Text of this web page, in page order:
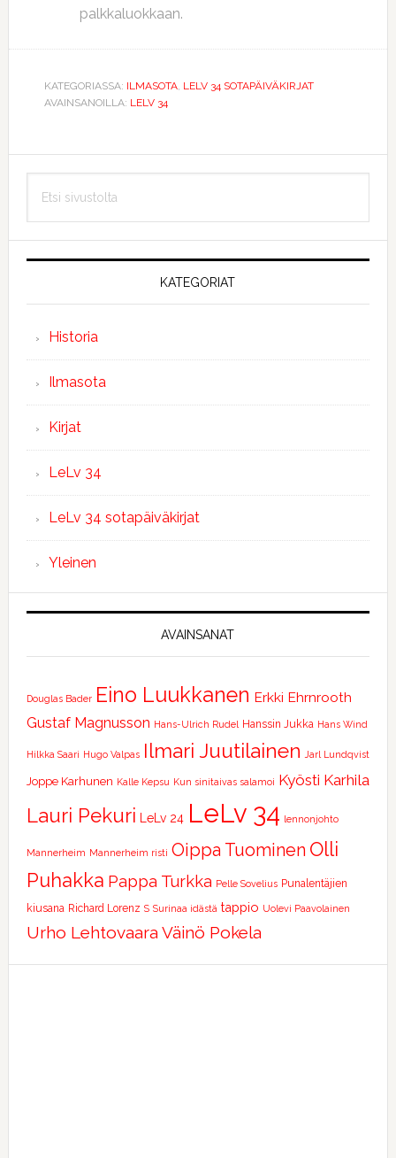
palkkaluokkaan.
KATEGORIASSA: ILMASOTA, LELV 34 SOTAPÄIVÄKIRJAT
AVAINSANOILLA: LELV 34
Ensisijainen
sivupalkki
sivustolta
KATEGORIAT
Historia
Ilmasota
Kirjat
LeLv 34
LeLv 34 sotapäiväkirjat
Yleinen
AVAINSANAT
Douglas Bader Eino Luukkanen Erkki Ehrnrooth
Gustaf Magnusson Hans-Ulrich Rudel Hanssin Jukka Hans Wind
Hilkka Saari Hugo Valpas Ilmari Juutilainen Jarl Lundqvist
Joppe Karhunen Kalle Kepsu Kun sinitaivas salamoi Kyösti Karhila
Lauri Pekuri LeLv 24 LeLv 34 lennonjohto
Mannerheim Mannerheim risti Oippa Tuominen Olli
Puhakka Pappa Turkka Pelle Sovelius Punalentäjien
kiusana Richard Lorenz S Surinaa idästä tappio Uolevi Paavolainen
Urho Lehtovaara Väinö Pokela